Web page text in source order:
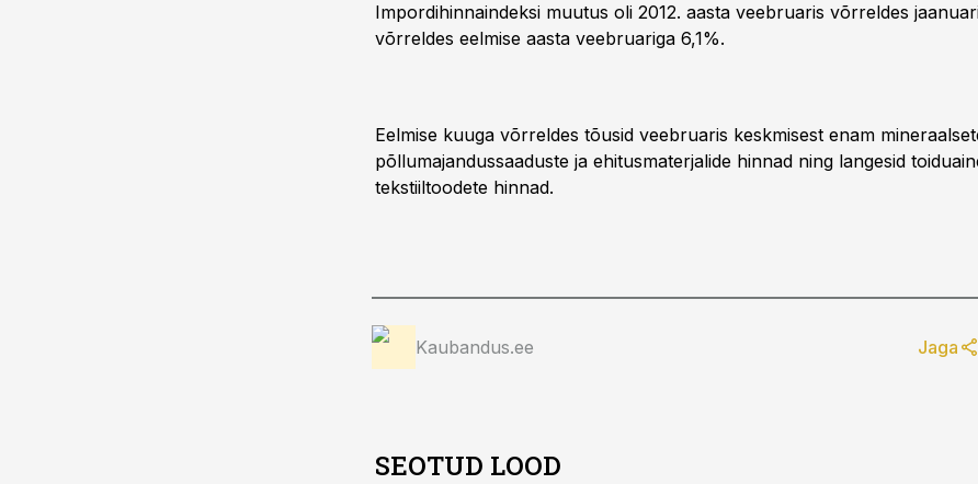
Impordihinnaindeksi muutus oli 2012. aasta veebruaris võrreldes
võrreldes eelmise aasta veebruariga 6,1%.
Eelmise kuuga võrreldes tõusid veebruaris keskmisest enam
põllumajandussaaduste ja ehitusmaterjalide hinnad ning langesid
tekstiiltoodete hinnad.
Kaubandus.ee Jaga
SEOTUD LOOD